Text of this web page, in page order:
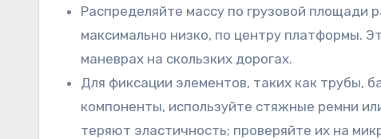
Распределяйте массу по грузовой
максимально низко, по центру платформы.
маневрах на скользких дорогах.
Для фиксации элементов, таких как трубы,
компоненты, используйте стяжные ремни
теряют эластичность; проверяйте их на